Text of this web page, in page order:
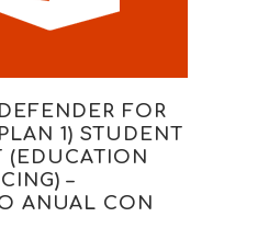
FOR
1) STUDENT
(EDUCATION
–
ANUAL CON